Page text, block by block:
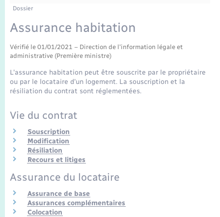
Etat-civil - Papiers - Citoyenneté
Mariage – PACS
Parrainage civil
Recensement
Logement - Urbanisme
Loisirs
Nouvel habitant
Numérique
Organisation d’événement
Sécurité - Prévention
Transports scolaires
Travaux - Autorisation d’occupation de l’espace
Compétences
Plan interactif
Présentation de la commune
La Communauté de communes
Dossier
Assurance habitation
Vérifié le 01/01/2021 – Direction de l'information légale et
administrative (Première ministre)
L'assurance habitation peut être souscrite par le propriétaire
ou par le locataire d'un logement. La souscription et la
résiliation du contrat sont réglementées.
Vie du contrat
Souscription
Modification
Résiliation
Recours et litiges
Assurance du locataire
Assurance de base
Assurances complémentaires
Colocation